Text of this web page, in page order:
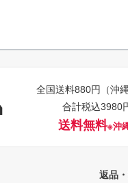
全国送料880円（沖
合計税込3980
送料無料※沖
返品